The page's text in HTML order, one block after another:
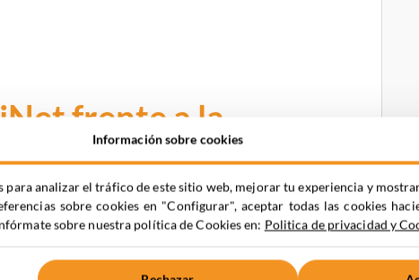
frente a la
teléfono o el correo electrónico
ofrecerte nuestros servicios ni para proponerte
Información sobre cookies
para analizar el tráfico de este sitio web, mejorar tu experiencia y
sobre cookies en "Configurar", aceptar todas las cookies
sobre nuestra política de Cookies en: Politica de privacidad y